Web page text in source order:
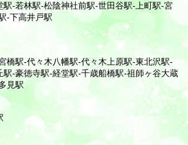
駅-若林駅-松陰神社前駅-世田谷駅-上町駅-宮
-下高井戸駅
橋駅-代々木八幡駅-代々木上原駅-東北沢駅-
駅-豪徳寺駅-経堂駅-千歳船橋駅-祖師ヶ谷大蔵
見駅